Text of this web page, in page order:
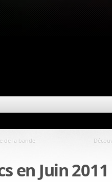
de la bande
en Juin 2011